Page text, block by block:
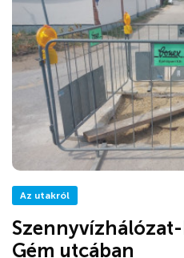
Az utakról
Gém utcában